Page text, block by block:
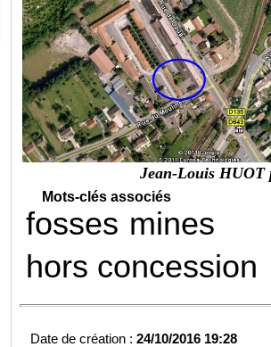
Jean-Louis
Mots-clés associés
fosses mines
hors concession
Date de création :24/10/2016 19:28